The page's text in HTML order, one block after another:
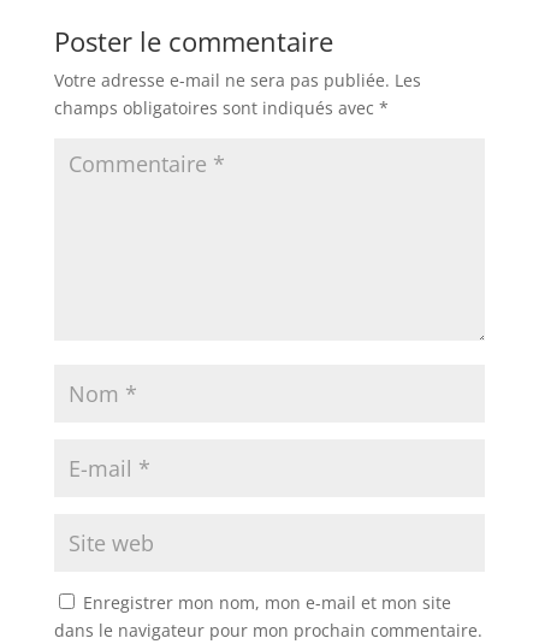
Poster le commentaire
Votre adresse e-mail ne sera pas publiée. Les
champs obligatoires sont indiqués avec *
Enregistrer mon nom, mon e-mail et mon site
dans le navigateur pour mon prochain commentaire.